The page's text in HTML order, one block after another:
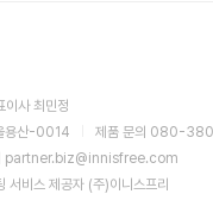
이사 최민정
용산-0014 제품 문의 080-
partner.biz@innisfree.com
서비스 제공자 (주)이니스프리